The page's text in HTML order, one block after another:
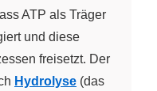
ATP als Träger
und diese
freisetzt. Der
Hydrolyse (das